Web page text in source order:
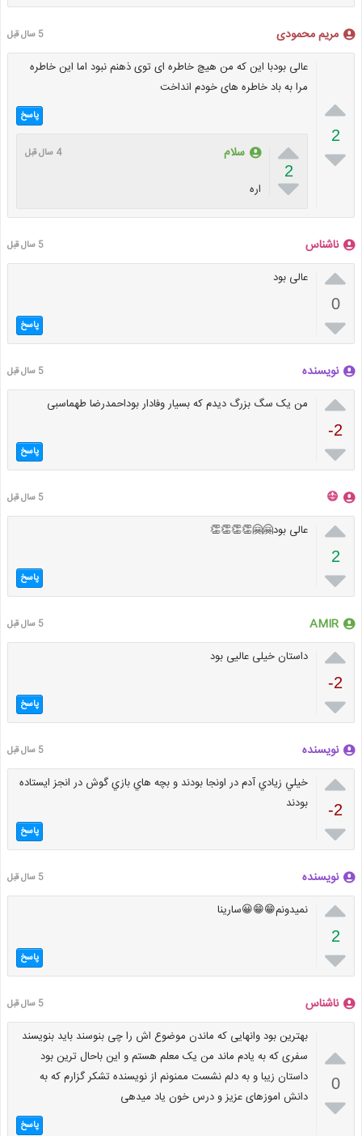
مریم محمودی 5 سال قبل

2

عالی بودبا این که من هیچ خاطره ای توی ذهنم نبود اما این خاطره
مرا به باد خاطره های خودم انداخت
پاسخ

2

سلام 4 سال قبل
اره
ناشناس 5 سال قبل

0

عالی بود
پاسخ
نویسنده 5 سال قبل

-2

من یک سگ بزرگ دیدم که بسیار وفادار بوداحمدرضا طهماسبی
پاسخ
😷 5 سال قبل

2

عالی بود🤗🤗👏👏👏👏
پاسخ
AMIR 5 سال قبل

-2

داستان خیلی عالیی بود
پاسخ
نویسنده 5 سال قبل

-2

خيلي زيادي آدم در اونجا بودند و بچه هاي بازي گوش در انجز ايستاده
بودند
پاسخ
نویسنده 5 سال قبل

2

نمیدونم😁😁😀سارینا
پاسخ
ناشناس 5 سال قبل

0

بهترین بود وانهایی که ماندن موضوع اش را چی بنوسند باید بنویسند
سفری که به یادم ماند من یک معلم هستم و این باحال ترین بود
داستان زیبا و به دلم نشست ممنونم از نویسنده تشکر گزارم که به
دانش اموزهای عزیز و درس خون یاد میدهی
پاسخ